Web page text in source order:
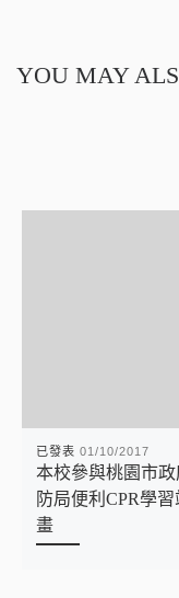
YOU MAY
已發表 01/10/2017
本校參與桃園市政
防局便利CPR學
畫